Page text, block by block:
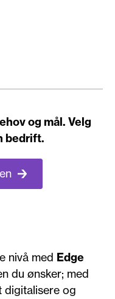
og mål. Velg
bedrift.
nivå med Edge
du ønsker; med
digitalisere og